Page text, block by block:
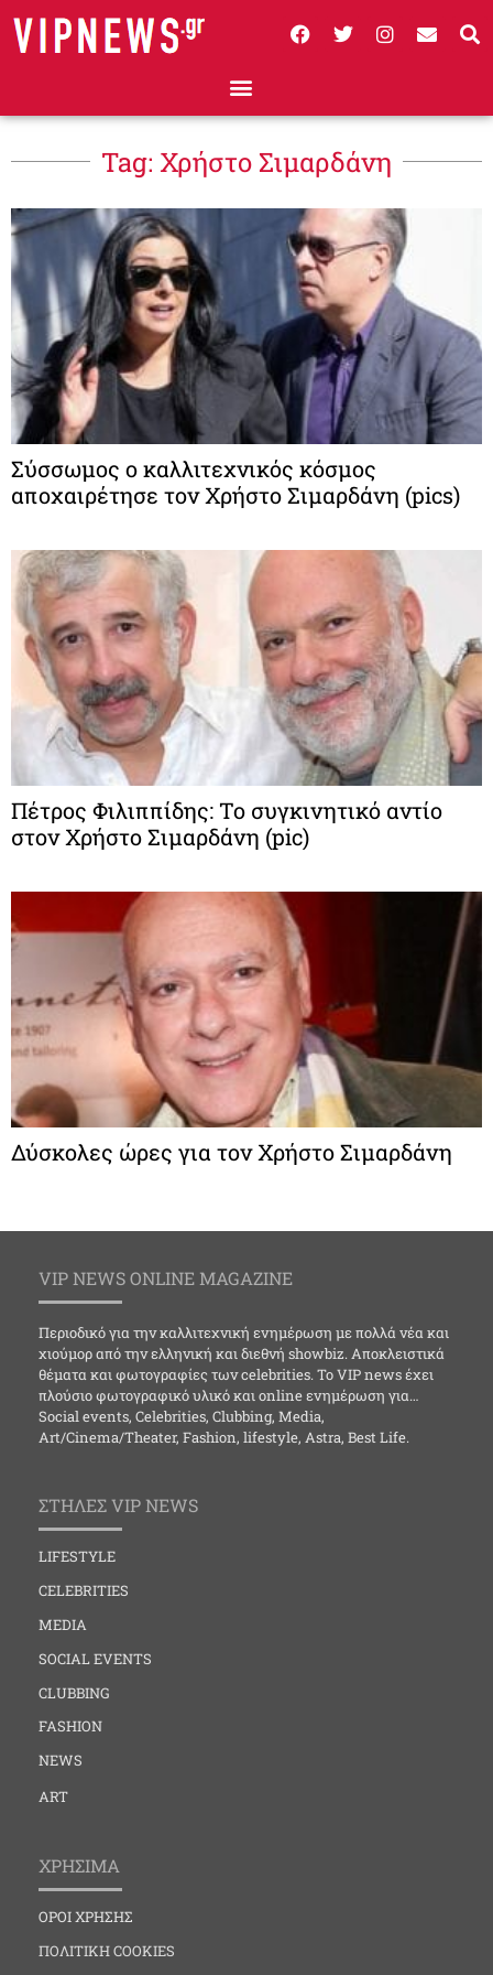
Tag: Χρήστο Σιμαρδάνη
Σύσσωμος ο καλλιτεχνικός κόσμος
αποχαιρέτησε τον Χρήστο Σιμαρδάνη (pics)
Πέτρος Φιλιππίδης: Το συγκινητικό αντίο
στον Χρήστο Σιμαρδάνη (pic)
Δύσκολες ώρες για τον Χρήστο Σιμαρδάνη
VIP NEWS ONLINE MAGAZINE
Περιοδικό για την καλλιτεχνική ενημέρωση με πολλά νέα και
χιούμορ από την ελληνική και διεθνή showbiz. Αποκλειστικά
θέματα και φωτογραφίες των celebrities. Το VIP news έχει
πλούσιο φωτογραφικό υλικό και online ενημέρωση για…
Social events, Celebrities, Clubbing, Media,
Art/Cinema/Theater, Fashion, lifestyle, Astra, Best Life.
ΣΤΗΛΕΣ VIP NEWS
LIFESTYLE
CELEBRITIES
MEDIA
SOCIAL EVENTS
CLUBBING
FASHION
NEWS
ART
ΧΡΗΣΙΜΑ
ΟΡΟΙ ΧΡΗΣΗΣ
ΠΟΛΙΤΙΚΗ COOKIES